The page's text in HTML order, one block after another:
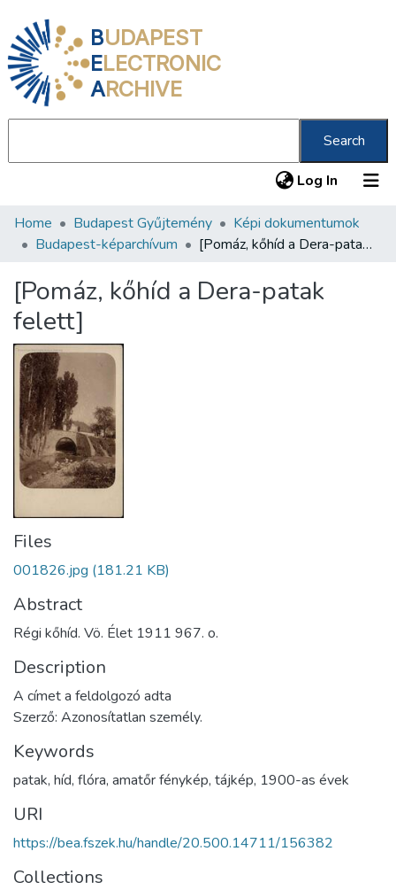
BUDAPEST
ELECTRONIC
ARCHIVE
Search
Log In (current)
Communities & Collections
Statistics
About us
Home Budapest Gyűjtemény
Képi dokumentumok
Budapest-képarchívum
[Pomáz, kőhíd a Dera-patak felett]
[Pomáz, kőhíd a Dera-patak
felett]
Files
001826.jpg (181.21 KB)
Abstract
Régi kőhíd. Vö. Élet 1911 967. o.
Description
A címet a feldolgozó adta
Szerző: Azonosítatlan személy.
Keywords
patak, híd, flóra, amatőr fénykép, tájkép, 1900-as évek
URI
https://bea.fszek.hu/handle/20.500.14711/156382
Collections